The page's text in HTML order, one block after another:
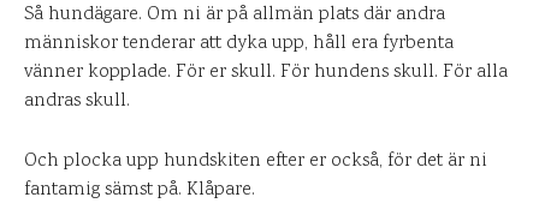
Så hundägare. Om ni är på allmän plats där andra
människor tenderar att dyka upp, håll era fyrbenta
vänner kopplade. För er skull. För hundens skull. För alla
andras skull.
Och plocka upp hundskiten efter er också, för det är ni
fantamig sämst på. Klåpare.